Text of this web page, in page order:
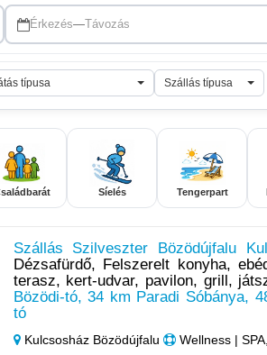
Érkezés—Távozás
típusa Szállás típusa
Síelés Tengerpart
Szállás Szilveszter Bözödújfalu
Dézsafürdő, Felszerelt konyha,
terasz, kert-udvar, pavilon, grill,
Bözödi-tó, 34 km Paradi Sóbánya,
tó
Kulcsosház Bözödújfalu Wellness |